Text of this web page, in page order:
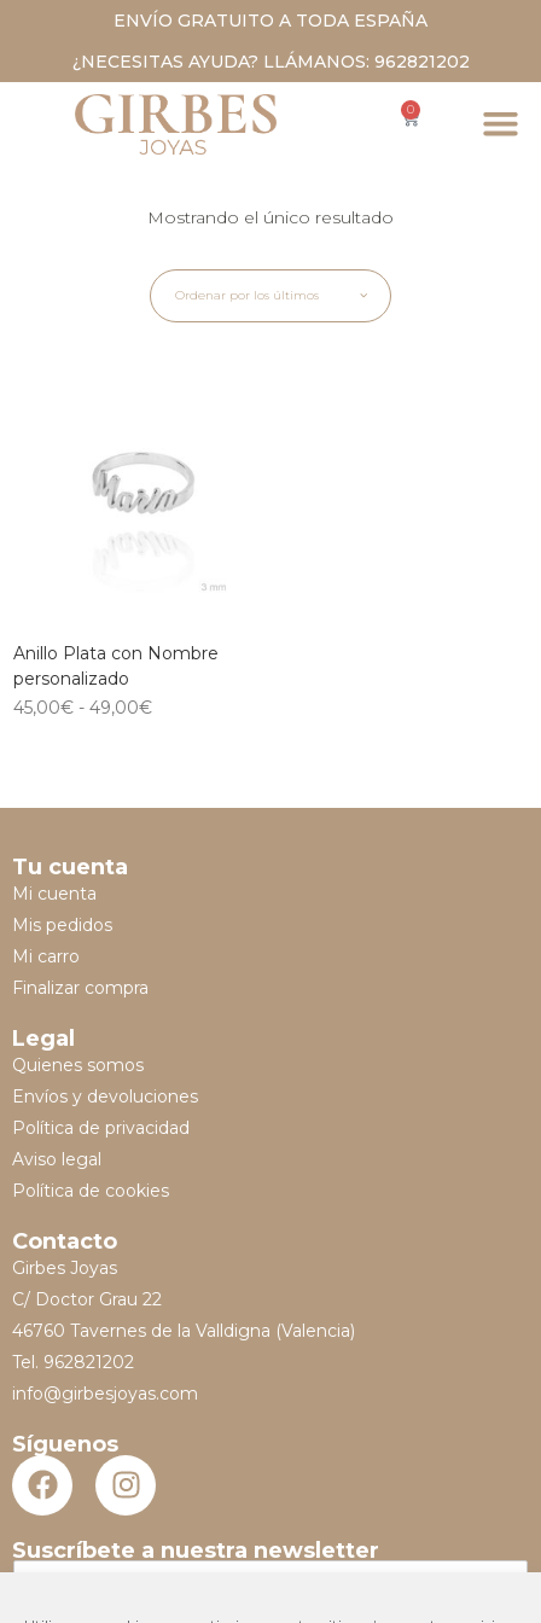
ENVÍO GRATUITO A TODA ESPAÑA
¿NECESITAS AYUDA? LLÁMANOS: 962821202
0
Mostrando el único resultado
Ordenar por los últimos
Anillo Plata con Nombre
personalizado
45,00€ - 49,00€
Tu cuenta
Mi cuenta
Mis pedidos
Mi carro
Finalizar compra
Legal
Quienes somos
Envíos y devoluciones
Política de privacidad
Aviso legal
Política de cookies
Contacto
Girbes Joyas
C/ Doctor Grau 22
46760 Tavernes de la Valldigna (Valencia)
Tel. 962821202
info@girbesjoyas.com
Síguenos
Suscríbete a nuestra newsletter
N